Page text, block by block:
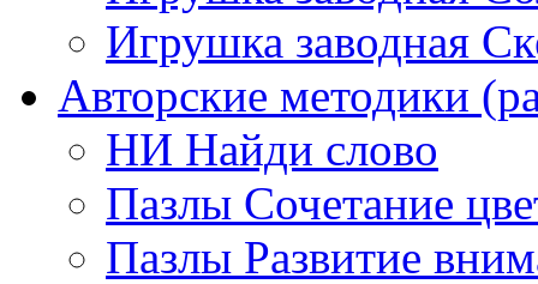
Игрушка заводная
Авторские методики
НИ Найди слово
Пазлы Сочетание
Пазлы Развитие